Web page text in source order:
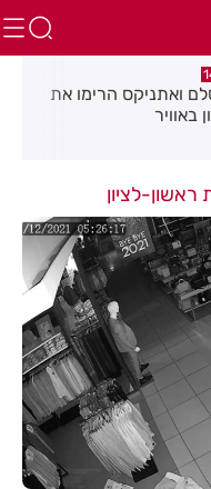
ואתניקס הרימו את
באוויר
ראשון-לציון